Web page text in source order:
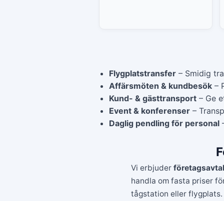
Flygplatstransfer – Smidig
Affärsmöten & kundbesök –
Kund- & gästtransport – Ge
Event & konferenser –
Daglig pendling för personal
Vi erbjuder företagsavtal
handla om fasta priser
tågstation eller